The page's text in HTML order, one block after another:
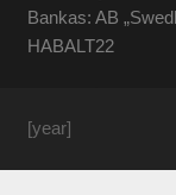
Bankas: AB
HABALT22
[year]